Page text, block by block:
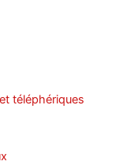
téléphériques